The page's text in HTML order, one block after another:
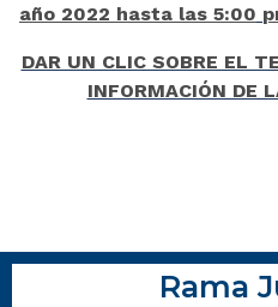
año 2022 hasta las 5:00
DAR UN CLIC SOBRE EL
INFORMACIÓN DE
Rama